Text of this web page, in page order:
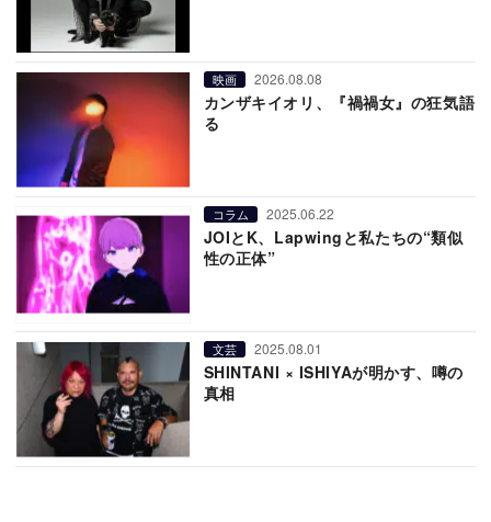
映画 2026.08.08
カンザキイオリ、『禍禍女』の狂気語
る
コラム 2025.06.22
JOIとK、Lapwingと私たちの“類似
性の正体”
文芸 2025.08.01
SHINTANI × ISHIYAが明かす、噂の
真相